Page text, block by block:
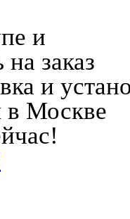
и
заказ
и
в Москве